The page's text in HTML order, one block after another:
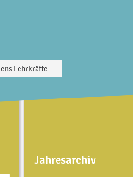
Lehrkräfte
Jahresarchiv